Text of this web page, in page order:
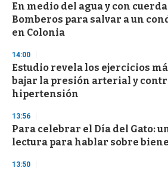
En medio del agua y con
Bomberos para salvar a un
en Colonia
14:00
Estudio revela los ejercicios
bajar la presión arterial y
hipertensión
13:56
Para celebrar el Día del Gato:
lectura para hablar sobre
13:50